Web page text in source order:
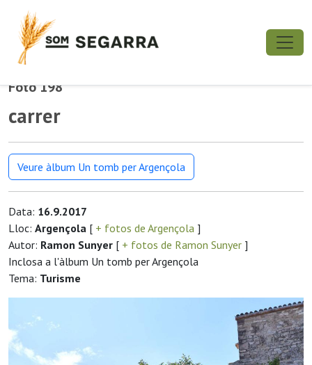
Foto 198
carrer
Veure àlbum Un tomb per Argençola
Data: 16.9.2017
Lloc: Argençola [ + fotos de Argençola ]
Autor: Ramon Sunyer [ + fotos de Ramon Sunyer ]
Inclosa a l'àlbum Un tomb per Argençola
Tema: Turisme